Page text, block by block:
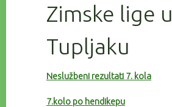
Zimske lige u
Tupljaku
Neslužbeni rezultati 7. kola
7.kolo po hendikepu